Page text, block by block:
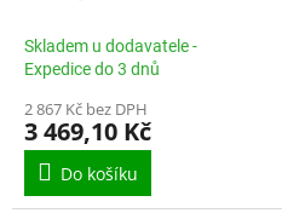
ks ořezávátek
Skladem u dodavatele -
Expedice do 3 dnů
2 867 Kč bez DPH
3 469,10 Kč
Do košíku